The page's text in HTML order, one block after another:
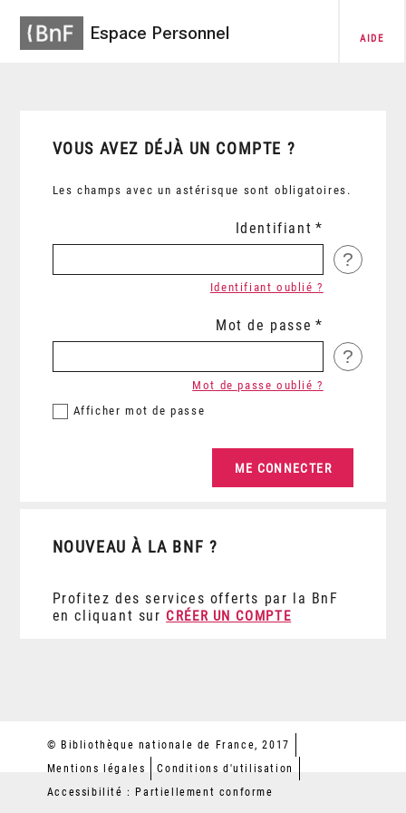
Espace Personnel AIDE
VOUS AVEZ DÉJÀ UN COMPTE ?
Les champs avec un astérisque sont obligatoires.
Identifiant
?
Identifiant oublié ?
Mot de passe
?
Afficher mot de passe
Mot de passe oublié ?
NOUVEAU À LA BNF ?
Profitez des services offerts par la BnF
en cliquant sur CRÉER UN COMPTE
© Bibliothèque nationale de France, 2017
Mentions légales
Conditions d'utilisation
Accessibilité : Partiellement conforme